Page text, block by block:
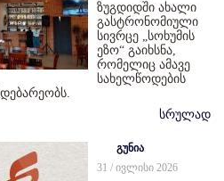
ზუგდიდში ახალი
გასტრონომიული
სივრცე „სოხუმის
ეზო“ გაიხსნა,
რომელიც ამავე
სახელწოდების
სრულად
გუნია
31 / ივლისი 2026